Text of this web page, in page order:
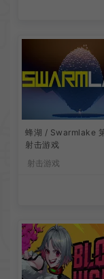
蜂湖 / Swarmlake
射击游戏
射击游戏